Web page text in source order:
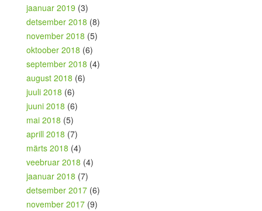
jaanuar 2019 (3)
detsember 2018 (8)
november 2018 (5)
oktoober 2018 (6)
september 2018 (4)
august 2018 (6)
juuli 2018 (6)
juuni 2018 (6)
mai 2018 (5)
aprill 2018 (7)
märts 2018 (4)
veebruar 2018 (4)
jaanuar 2018 (7)
detsember 2017 (6)
november 2017 (9)